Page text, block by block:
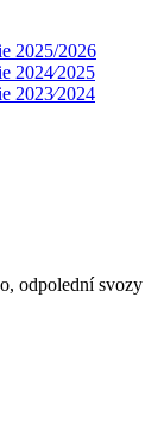
2025/2026
2024⁄2025
2023⁄2024
odpolední svozy